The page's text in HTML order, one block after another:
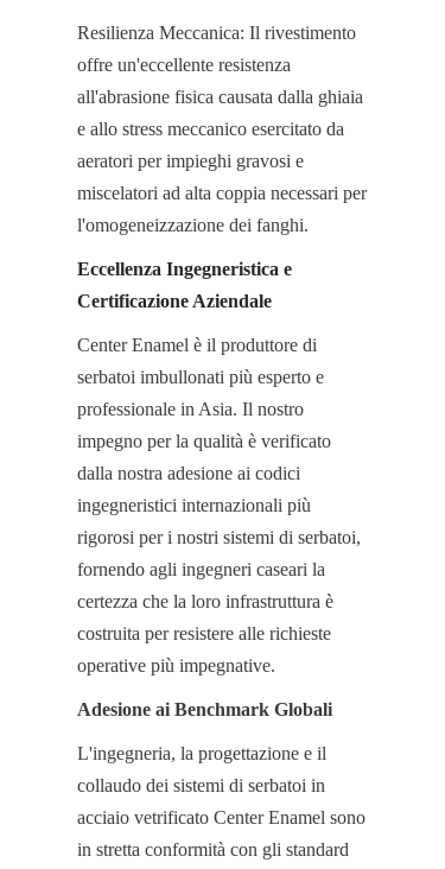
Resilienza Meccanica: Il rivestimento
offre un'eccellente resistenza
all'abrasione fisica causata dalla ghiaia
e allo stress meccanico esercitato da
aeratori per impieghi gravosi e
miscelatori ad alta coppia necessari per
l'omogeneizzazione dei fanghi.
Eccellenza Ingegneristica e
Certificazione Aziendale
Center Enamel è il produttore di
serbatoi imbullonati più esperto e
professionale in Asia. Il nostro
impegno per la qualità è verificato
dalla nostra adesione ai codici
ingegneristici internazionali più
rigorosi per i nostri sistemi di serbatoi,
fornendo agli ingegneri caseari la
certezza che la loro infrastruttura è
costruita per resistere alle richieste
operative più impegnative.
Adesione ai Benchmark Globali
L'ingegneria, la progettazione e il
collaudo dei sistemi di serbatoi in
acciaio vetrificato Center Enamel sono
in stretta conformità con gli standard